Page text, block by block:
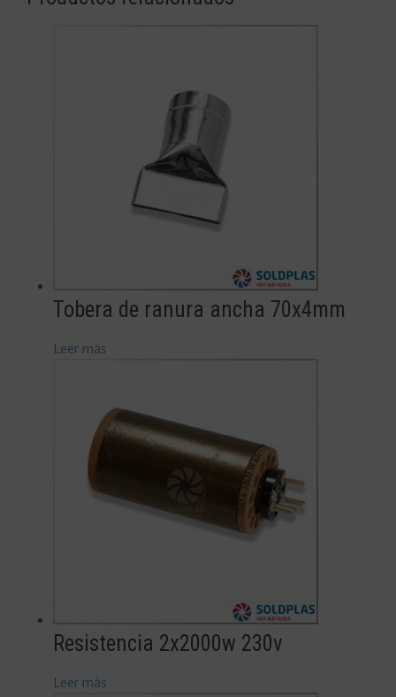
Tobera de ranura ancha 70x4mm
Leer más
Resistencia 2x2000w 230v
Leer más